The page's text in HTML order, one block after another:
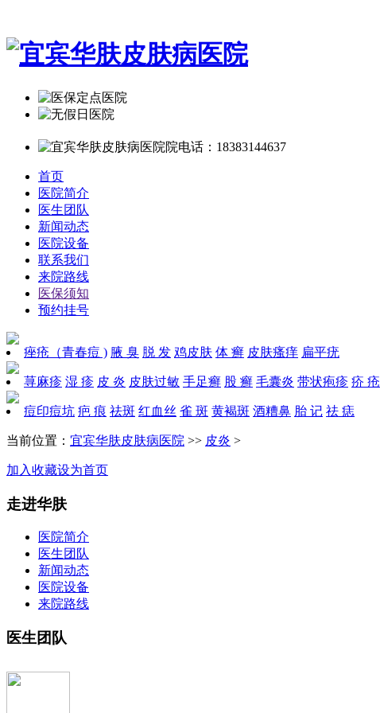
首页
医院简介
医生团队
新闻动态
医院设备
联系我们
来院路线
医保须知
预约挂号
痤疮（青春痘 ) 腋 臭 脱 发 鸡皮肤 体 癣 皮肤瘙痒 扁平疣
荨麻疹 湿 疹 皮 炎 皮肤过敏 手足癣 股 癣 毛囊炎 带状疱疹 疥 疮
痘印痘坑 疤 痕 祛斑 红血丝 雀 斑 黄褐斑 酒糟鼻 胎 记 祛 痣
当前位置： 宜宾华肤皮肤病医院 >> 皮炎 >
加入收藏设为首页
走进华肤
医院简介
医生团队
新闻动态
医院设备
来院路线
医生团队